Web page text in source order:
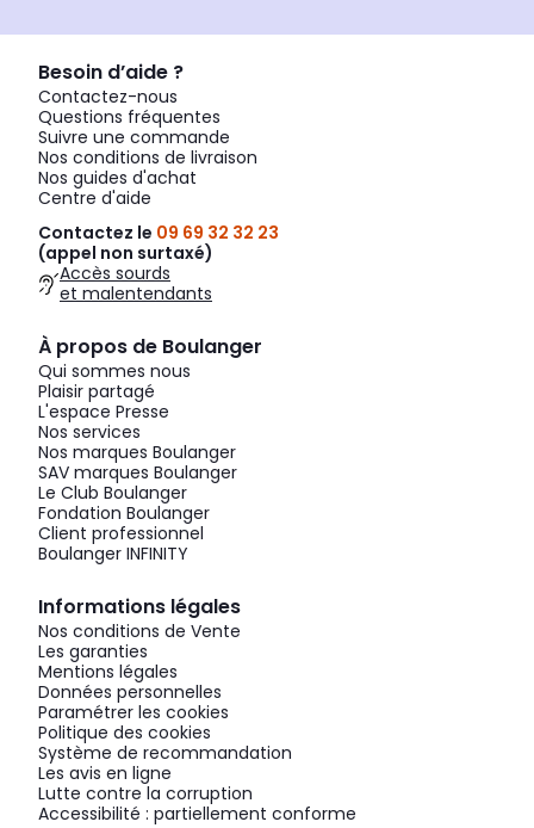
Besoin d’aide ?
Contactez-nous
Questions fréquentes
Suivre une commande
Nos conditions de livraison
Nos guides d'achat
Centre d'aide
Contactez le 09 69 32 32 23
(appel non surtaxé)
Accès sourds
et malentendants
À propos de Boulanger
Qui sommes nous
Plaisir partagé
L'espace Presse
Nos services
Nos marques Boulanger
SAV marques Boulanger
Le Club Boulanger
Fondation Boulanger
Client professionnel
Boulanger INFINITY
Informations légales
Nos conditions de Vente
Les garanties
Mentions légales
Données personnelles
Paramétrer les cookies
Politique des cookies
Système de recommandation
Les avis en ligne
Lutte contre la corruption
Accessibilité : partiellement conforme